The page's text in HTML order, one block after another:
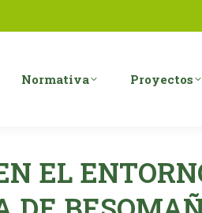
Normativa Proyectos
EL